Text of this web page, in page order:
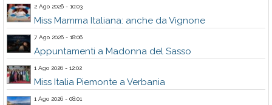
2 Ago 2026 - 10:03
Miss Mamma Italiana: anche da Vignone
7 Ago 2026 - 18:06
Appuntamenti a Madonna del Sasso
1 Ago 2026 - 12:02
Miss Italia Piemonte a Verbania
1 Ago 2026 - 08:01